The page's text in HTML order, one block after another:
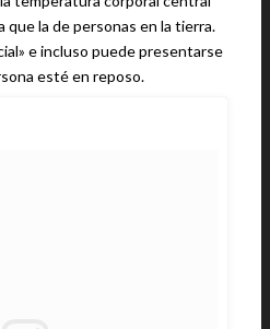
que la de personas en la tierra.
e incluso puede presentarse
esté en reposo.